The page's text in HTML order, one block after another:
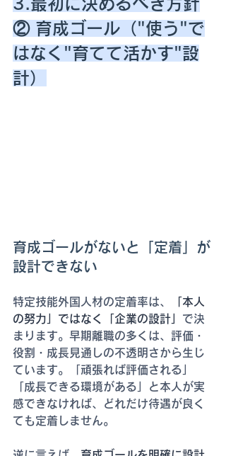
3.最初に決めるべき方針
② 育成ゴール（"使う"で
はなく"育てて活かす"設
計）
育成ゴールがないと「定着」が
設計できない
特定技能外国人材の定着率は、
「本人
の努力」ではなく「企業の設計」 で決
まります。早期離職の多くは、評価・
役割・成長見通しの不透明さから生じ
ています。「頑張れば評価される」
「成長できる環境がある」と本人が実
感できなければ、どれだけ待遇が良く
ても定着しません。